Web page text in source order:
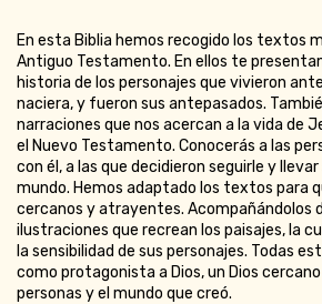
En esta Biblia hemos recogido los textos
Antiguo Testamento. En ellos te
historia de los personajes que vivieron
naciera, y fueron sus antepasados.
narraciones que nos acercan a la vida de
el Nuevo Testamento. Conocerás a las
con él, a las que decidieron seguirle y llevar
mundo. Hemos adaptado los textos para
cercanos y atrayentes. Acompañándolos
ilustraciones que recrean los paisajes, la
la sensibilidad de sus personajes. Todas
como protagonista a Dios, un Dios
personas y el mundo que creó.